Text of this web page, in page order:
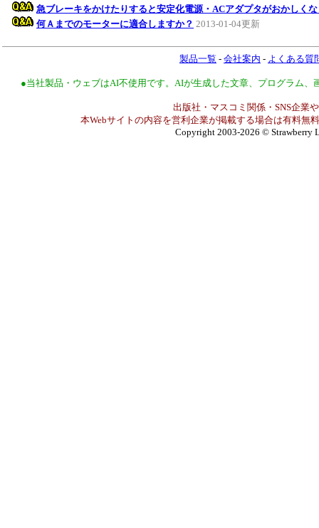
急ブレーキをかけたりすると安定化電源・ACアダプタがおかしく
何Ａまでのモーターに適合しますか？ 2013-01-04更新
製品一覧 - 会社案内 - よくある質
●当社製品・ウェブはAI不使用です。AIが生成した文章、プログラム
出版社・マスコミ関係・SNS企業
本Webサイトの内容を営利企業が掲載する場合は有料無
Copyright 2003-2026 © Strawberry